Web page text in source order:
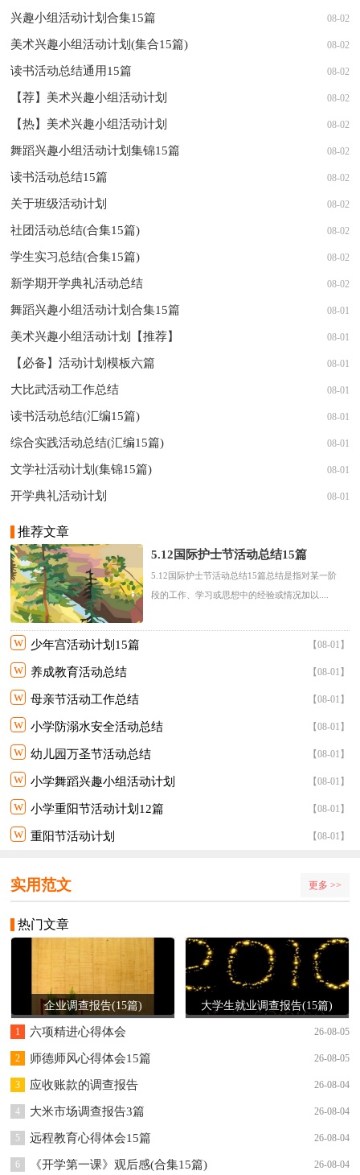
兴趣小组活动计划合集15篇 08-02
美术兴趣小组活动计划(集合15篇) 08-02
读书活动总结通用15篇 08-02
【荐】美术兴趣小组活动计划 08-02
【热】美术兴趣小组活动计划 08-02
舞蹈兴趣小组活动计划集锦15篇 08-02
读书活动总结15篇 08-02
关于班级活动计划 08-02
社团活动总结(合集15篇) 08-02
学生实习总结(合集15篇) 08-02
新学期开学典礼活动总结 08-02
舞蹈兴趣小组活动计划合集15篇 08-01
美术兴趣小组活动计划【推荐】 08-01
【必备】活动计划模板六篇 08-01
大比武活动工作总结 08-01
读书活动总结(汇编15篇) 08-01
综合实践活动总结(汇编15篇) 08-01
文学社活动计划(集锦15篇) 08-01
开学典礼活动计划 08-01
推荐文章
5.12国际护士节活动总结15篇
5.12国际护士节活动总结15篇总结是指对某一阶
段的工作、学习或思想中的经验或情况加以....
w 少年宫活动计划15篇 【08-01】
w 养成教育活动总结 【08-01】
w 母亲节活动工作总结 【08-01】
w 小学防溺水安全活动总结 【08-01】
w 幼儿园万圣节活动总结 【08-01】
w 小学舞蹈兴趣小组活动计划 【08-01】
w 小学重阳节活动计划12篇 【08-01】
w 重阳节活动计划 【08-01】
实用范文 更多 >>
热门文章
企业调查报告(15篇) 大学生就业调查报告(15篇)
1 六项精进心得体会 26-08-05
2 师德师风心得体会15篇 26-08-05
3 应收账款的调查报告 26-08-04
4 大米市场调查报告3篇 26-08-04
5 远程教育心得体会15篇 26-08-04
6 《开学第一课》观后感(合集15篇) 26-08-04